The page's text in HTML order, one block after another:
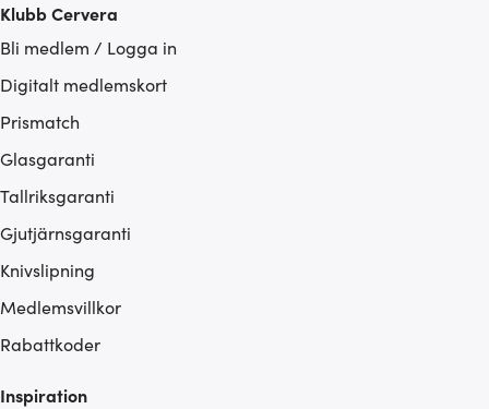
Klubb Cervera
Bli medlem / Logga in
Digitalt medlemskort
Prismatch
Glasgaranti
Tallriksgaranti
Gjutjärnsgaranti
Knivslipning
Medlemsvillkor
Rabattkoder
Inspiration